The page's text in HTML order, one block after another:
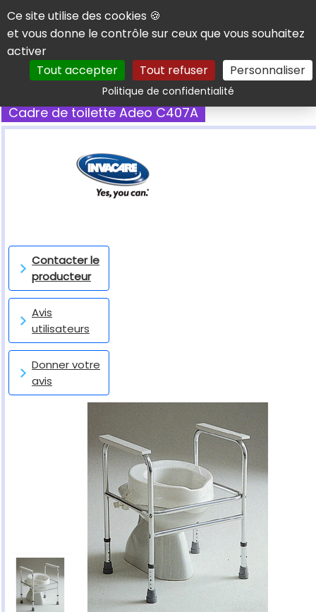
Panneau de gestion des cookies
Ce site utilise des cookies 🍪
et vous donne le contrôle sur ceux que vous souhaitez
activer
Tout accepter
Tout refuser Personnaliser
Politique de confidentialitéRechercher
Cadre de toilette Adeo C407A
Contacter le
producteur
Avis
utilisateurs
Donner votre
avis